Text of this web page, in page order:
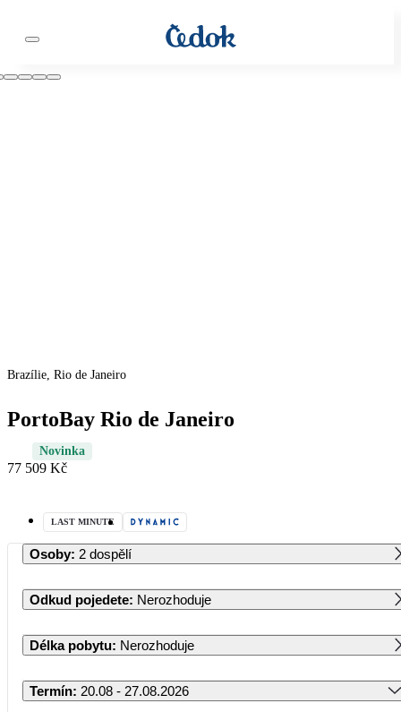
Brazílie, Rio de Janeiro
PortoBay Rio de Janeiro
Novinka
77 509 Kč
LAST MINUTE
Osoby: 2 dospělí
Odkud pojedete: Nerozhoduje
Délka pobytu: Nerozhoduje
Termín: 20.08 - 27.08.2026